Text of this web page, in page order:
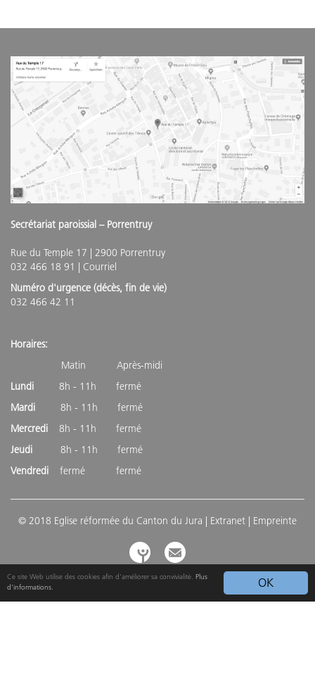
OK
Ce site Web utilise des cookies afin d'améliorer sa convivialité. Plus
d'informations.
Secrétariat paroissial – Porrentruy
Rue du Temple 17 | 2900 Porrentruy
032 466 18 91 | Courriel
Numéro d'urgence (décès, fin de vie)
032 466 42 11
Horaires:
Matin Après-midi
Lundi
8h - 11h fermé
Mardi
8h - 11h fermé
Mercredi
8h - 11h fermé
Jeudi
8h - 11h fermé
Vendredi fermé fermé
© 2018 Eglise réformée du Canton du Jura | Extranet | Empreinte